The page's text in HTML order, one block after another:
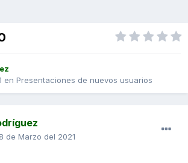
en Presentaciones de nuevos usuarios
8 de Marzo del 2021